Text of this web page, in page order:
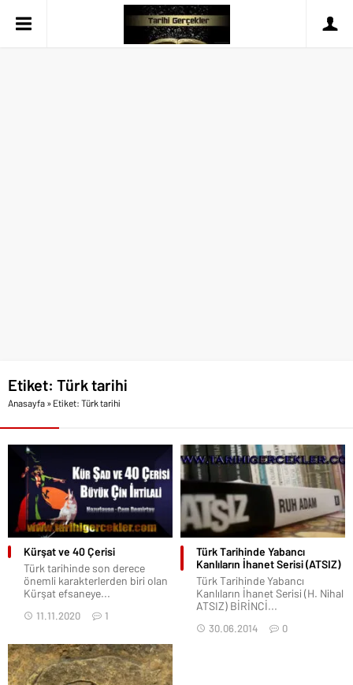
Etiket: Türk tarihi
Anasayfa » Etiket: Türk tarihi
Kürşat ve 40 Çerisi
Türk tarihinde son derece
önemli karakterlerden biri olan
Kürşat efsaneye...
11.11.2020 1
Türk Tarihinde Yabancı
Kanlıların İhanet Serisi (ATSIZ)
Türk Tarihinde Yabancı
Kanlıların İhanet Serisi (H. Nihal
ATSIZ) BİRİNCİ...
30.06.2014 0